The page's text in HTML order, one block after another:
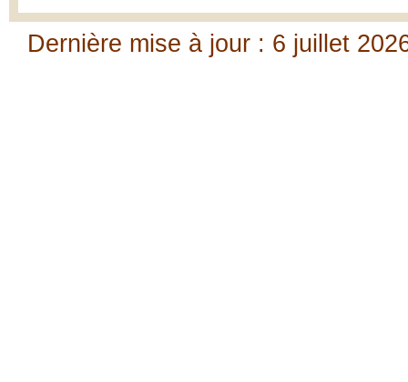
Dernière mise à jour : 6 juillet